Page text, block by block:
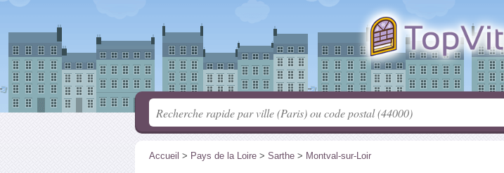
Accueil > Pays de la Loire > Sarthe > Montval-sur-Loir